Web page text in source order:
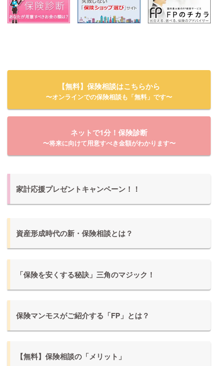
【無料】保険相談はこちらから
〜オンラインでの保険相談も「無料」です〜
ネットで1分！保険診断
〜将来に向けて用意すべき金額がわかります〜
家計応援プレゼントキャンペーン！！
資産形成時代の新・保険相談とは？
「保険を安くする秘訣」三角のマジック！
保険マンモスがご紹介する「FP」とは？
【無料】保険相談の「メリット」